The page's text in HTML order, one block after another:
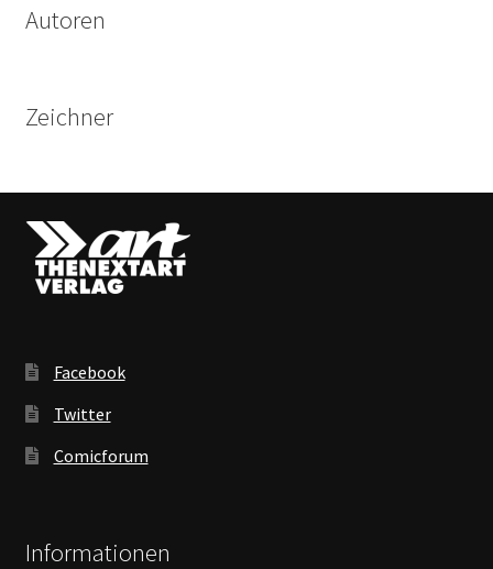
Autoren
Zeichner
Facebook
Twitter
Comicforum
Informationen